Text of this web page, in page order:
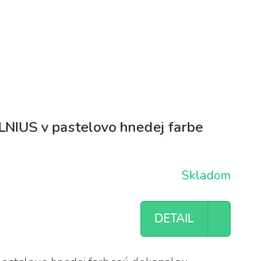
v pastelovo hnedej farbe
Skladom
DETAIL